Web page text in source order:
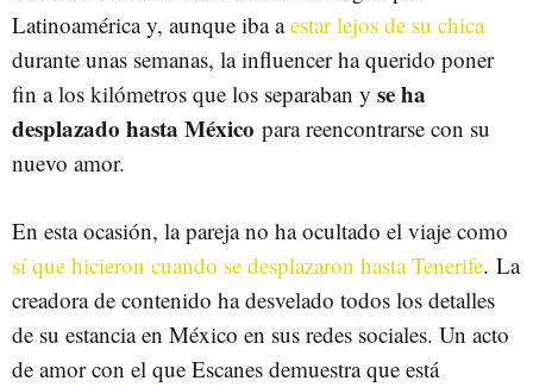
Latinoamérica y, aunque iba aestar lejos de su chica
durante unas semanas, la influencer ha querido poner
fin a los kilómetros que los separaban y se ha
desplazado hasta México para reencontrarse con su
nuevo amor.
En esta ocasión, la pareja no ha ocultado el viaje como
sí que hicieron cuando se desplazaron hasta Tenerife. La
creadora de contenido ha desvelado todos los detalles
de su estancia en México en sus redes sociales. Un acto
de amor con el que Escanes demuestra que está